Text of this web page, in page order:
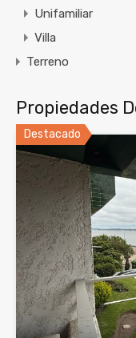
Unifamiliar
Villa
Terreno
Propiedades
Destacado